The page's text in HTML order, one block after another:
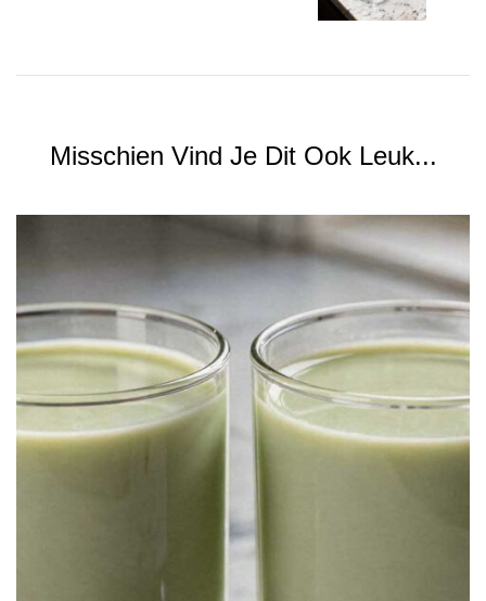
Misschien Vind Je Dit Ook Leuk...